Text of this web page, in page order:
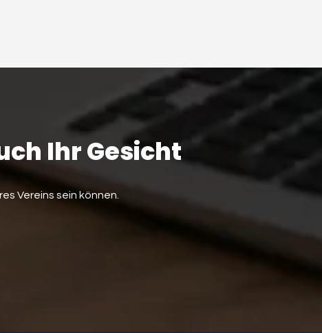
Ihr Gesicht
Vereins sein können.